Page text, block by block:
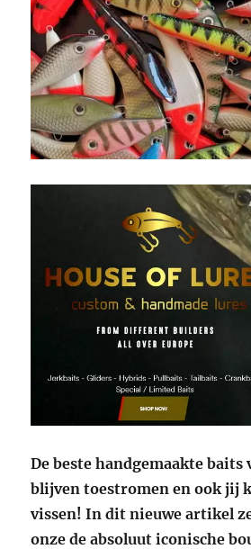
De beste handgemaakte baits
blijven toestromen en ook jij
vissen! In dit nieuwe artikel
onze de absoluut iconische